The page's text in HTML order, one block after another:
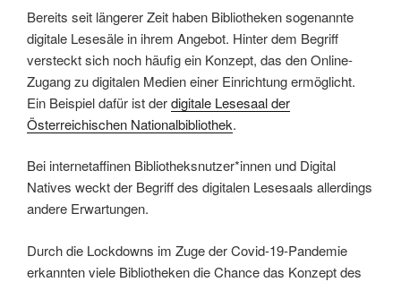
Bereits seit längerer Zeit haben Bibliotheken sogenannte
digitale Lesesäle in ihrem Angebot. Hinter dem Begriff
versteckt sich noch häufig ein Konzept, das den Online-
Zugang zu digitalen Medien einer Einrichtung ermöglicht.
Ein Beispiel dafür ist derdigitale Lesesaal der
Österreichischen Nationalbibliothek.
Bei internetaffinen Bibliotheksnutzer*innen und Digital
Natives weckt der Begriff des digitalen Lesesaals allerdings
andere Erwartungen.
Durch die Lockdowns im Zuge der Covid-19-Pandemie
erkannten viele Bibliotheken die Chance das Konzept des